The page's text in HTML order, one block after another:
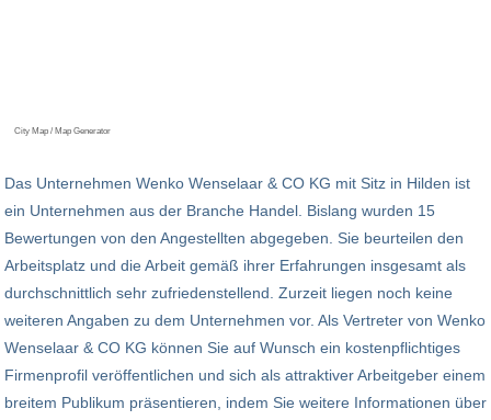
City Map / Map Generator
Das Unternehmen Wenko Wenselaar & CO KG mit Sitz in Hilden ist
ein Unternehmen aus der Branche Handel. Bislang wurden 15
Bewertungen von den Angestellten abgegeben. Sie beurteilen den
Arbeitsplatz und die Arbeit gemäß ihrer Erfahrungen insgesamt als
durchschnittlich sehr zufriedenstellend. Zurzeit liegen noch keine
weiteren Angaben zu dem Unternehmen vor. Als Vertreter von Wenko
Wenselaar & CO KG können Sie auf Wunsch ein kostenpflichtiges
Firmenprofil veröffentlichen und sich als attraktiver Arbeitgeber einem
breitem Publikum präsentieren, indem Sie weitere Informationen über